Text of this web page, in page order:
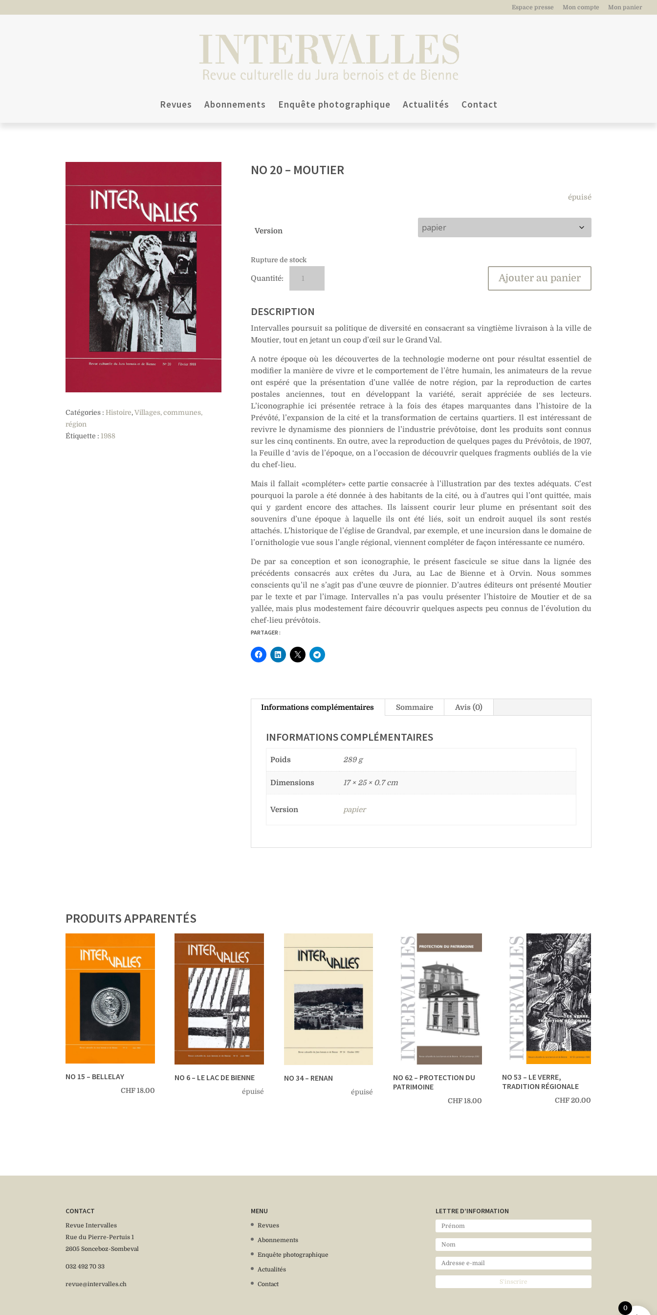
Espace presse Mon compte Mon panier
Revues Abonnements Enquête photographique Actualités Contact
Catégories :Histoire,Villages, communes,
région
Étiquette :1988
NO 20 – MOUTIER
épuisé
Version
Rupture de stock
20
Moutier
Ajouter au panier
n
a
t
DESCRIPTION
Intervalles poursuit sa politique de diversité en consacrant sa vingtième livraison à la ville de
Moutier, tout en jetant un coup d’œil sur le Grand Val.
A notre époque où les découvertes de la technologie moderne ont pour résultat essentiel de
modifier la manière de vivre et le comportement de l’être humain, les animateurs de la revue
ont espéré que la présentation d’une vallée de notre région, par la reproduction de cartes
postales anciennes, tout en développant la variété, serait appréciée de ses lecteurs.
L’iconographie ici présentée retrace à la fois des étapes marquantes dans l’histoire de la
Prévôté, l’expansion de la cité et la transformation de certains quartiers. Il est intéressant de
revivre le dynamisme des pionniers de l’industrie prévôtoise, dont les produits sont connus
sur les cinq continents. En outre, avec la reproduction de quelques pages du Prévôtois, de 1907,
la Feuille d ‘avis de l’époque, on a l’occasion de découvrir quelques fragments oubliés de la vie
du chef-lieu.
Mais il fallait «compléter» cette partie consacrée à l’illustration par des textes adéquats. C’est
pourquoi la parole a été donnée à des habitants de la cité, ou à d’autres qui l’ont quittée, mais
qui y gardent encore des attaches. Ils laissent courir leur plume en présentant soit des
souvenirs d’une époque à laquelle ils ont été liés, soit un endroit auquel ils sont restés
attachés. L’historique de l’église de Grandval, par exemple, et une incursion dans le domaine de
l’ornithologie vue sous l’angle régional, viennent compléter de façon intéressante ce numéro.
De par sa conception et son iconographie, le présent fascicule se situe dans la lignée des
précédents consacrés aux crêtes du Jura, au Lac de Bienne et à Orvin. Nous sommes
conscients qu’il ne s’agit pas d’une œuvre de pionnier. D’autres éditeurs ont présenté Moutier
par le texte et par l’image. Intervalles n’a pas voulu présenter l’histoire de Moutier et de sa
yallée, mais plus modestement faire découvrir quelques aspects peu connus de l’évolution du
chef-lieu prévôtois.
PARTAGER :
Informations complémentaires Sommaire Avis (0)
INFORMATIONS COMPLÉMENTAIRES
Poids 289 g
Dimensions 17 × 25 × 0.7 cm
Version papier
PRODUITS APPARENTÉS
NO 15 – BELLELAY
CHF18.00
NO 6 – LE LAC DE BIENNE
épuisé
NO 34 – RENAN
épuisé
NO 62 – PROTECTION DU
PATRIMOINE
CHF18.00
NO 53 – LE VERRE,
TRADITION RÉGIONALE
CHF20.00
CONTACT
Revue Intervalles
Rue du Pierre-Pertuis 1
2605 Sonceboz-Sombeval
032 492 70 33
revue@intervalles.ch
MENU
Revues
Abonnements
Enquête photographique
Actualités
Contact
LETTRE D’INFORMATION
0